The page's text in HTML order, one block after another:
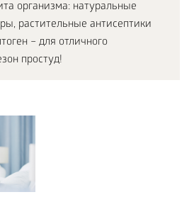
организма: натуральные
растительные антисептики
– для отличного
простуд!